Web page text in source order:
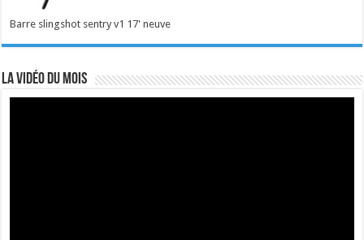
Barre slingshot sentry v1 17' neuve
La vidéo du mois